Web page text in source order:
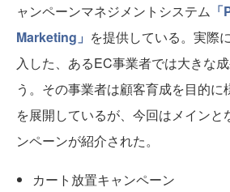
ャンペーンマネジメントシステム
Marketing」 を提供している。実際
入した、あるEC事業者では大きな
う。その事業者は顧客育成を目的に
を展開しているが、今回はメインと
ンペーンが紹介された。
カート放置キャンペーン